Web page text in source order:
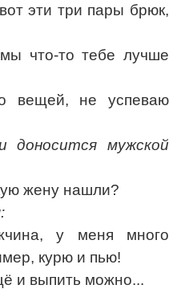
эти три пары брюк,
что-то тебе лучше
не успеваю
доносится мужской
жену нашли?
у меня много
курю и пью!
и выпить можно...